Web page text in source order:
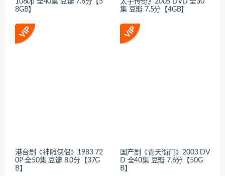
1080p 全40集 豆瓣 7.8分【5
8GB】
太子传奇》2005 DVD 全30
集 豆瓣 7.5分【4GB】
港台剧《神雕侠侣》1983 72
0P 全50集 豆瓣 8.0分【37G
B】
国产剧《青天衙门》2003 DV
D 全40集 豆瓣 7.6分【50G
B】